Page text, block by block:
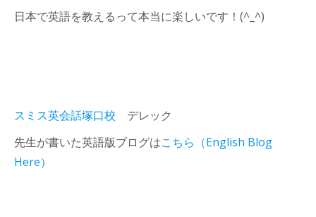
日本で英語を教えるって本当に楽しいです！(^_^)
スミス英会話塚口校 デレック
先生が書いた英語版ブログはこちら（English Blog
Here）